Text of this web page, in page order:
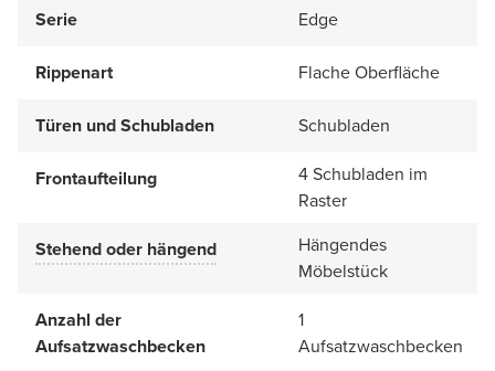
Serie
Edge
Rippenart Flache Oberfläche
Türen und Schubladen Schubladen
Frontaufteilung
4 Schubladen im
Raster
Stehend oder hängend
Hängendes
Möbelstück
Anzahl der
Aufsatzwaschbecken
1
Aufsatzwaschbecken